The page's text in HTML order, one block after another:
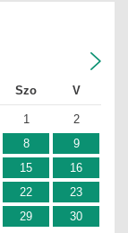
Szo V
1
2
8
9
15
16
22
23
29
30